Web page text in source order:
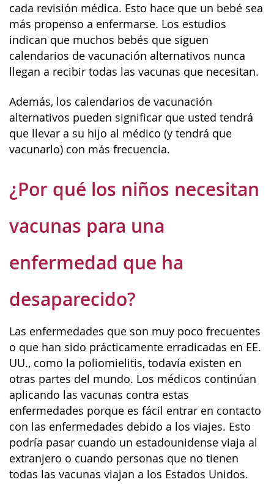
cada revisión médica. Esto hace que un bebé sea
más propenso a enfermarse. Los estudios
indican que muchos bebés que siguen
calendarios de vacunación alternativos nunca
llegan a recibir todas las vacunas que necesitan.
Además, los calendarios de vacunación
alternativos pueden significar que usted tendrá
que llevar a su hijo al médico (y tendrá que
vacunarlo) con más frecuencia.
¿Por qué los niños necesitan
vacunas para una
enfermedad que ha
desaparecido?
Las enfermedades que son muy poco frecuentes
o que han sido prácticamente erradicadas en EE.
UU., como la poliomielitis, todavía existen en
otras partes del mundo. Los médicos continúan
aplicando las vacunas contra estas
enfermedades porque es fácil entrar en contacto
con las enfermedades debido a los viajes. Esto
podría pasar cuando un estadounidense viaja al
extranjero o cuando personas que no tienen
todas las vacunas viajan a los Estados Unidos.